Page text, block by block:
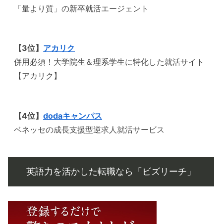
「量より質」の新卒就活エージェント
【3位】 アカリク
併用必須！大学院生＆理系学生に特化した就活サイト
【アカリク】
【4位】 dodaキャンパス
ベネッセの成長支援型逆求人就活サービス
英語力を活かした転職なら「ビズリーチ」